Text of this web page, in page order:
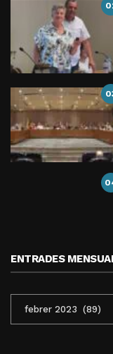
ENTRADES
MENSUALS